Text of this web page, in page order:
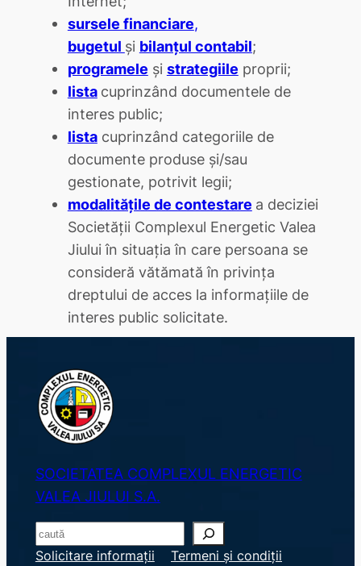
sursele financiare,
bugetul şi bilanţul contabil;
programele şi strategiile proprii;
lista cuprinzând documentele de
interes public;
listacuprinzând categoriile de
documente produse şi/sau
gestionate, potrivit legii;
modalităţile de contestare a deciziei
Societăţii Complexul Energetic Valea
Jiului în situaţia în care persoana se
consideră vătămată în privinţa
dreptului de acces la informaţiile de
interes public solicitate.
SOCIETATEA COMPLEXUL ENERGETIC
VALEA JIULUI S.A.
S
e
Solicitare informații
Termeni și condiții